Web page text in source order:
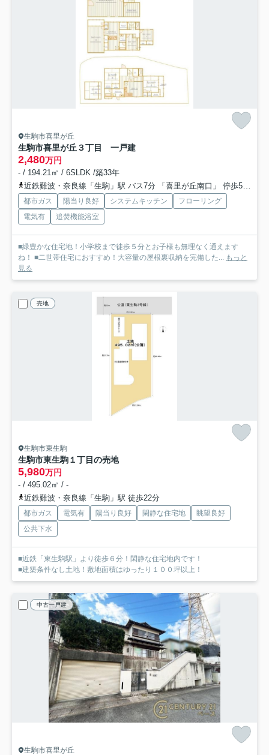
生駒市喜里が丘
生駒市喜里が丘３丁目 一戸建
2,480万円
- / 194.21㎡ / 6SLDK /築33年
近鉄難波・奈良線「生駒」駅 バス7分 「喜里が丘南口」 停歩5分
都市ガス 陽当り良好 システムキッチン
フローリング
電気有
追焚機能浴室
■緑豊かな住宅地！小学校まで徒歩５分とお子様も無理なく通えます
ね！ ■二世帯住宅におすすめ！大容量の屋根裏収納を完備した... もっと
見る
売地
生駒市東生駒
生駒市東生駒１丁目の売地
5,980万円
- / 495.02㎡ / -
近鉄難波・奈良線「生駒」駅 徒歩22分
都市ガス 電気有 陽当り良好 閑静な住宅地
眺望良好
公共下水
■近鉄「東生駒駅」より徒歩６分！閑静な住宅地内です！
■建築条件なし土地！敷地面積はゆったり１００坪以上！
中古一戸建
生駒市喜里が丘